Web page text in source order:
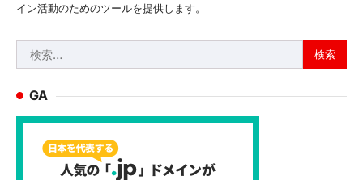
イン活動のためのツールを提供します。
索:
GA